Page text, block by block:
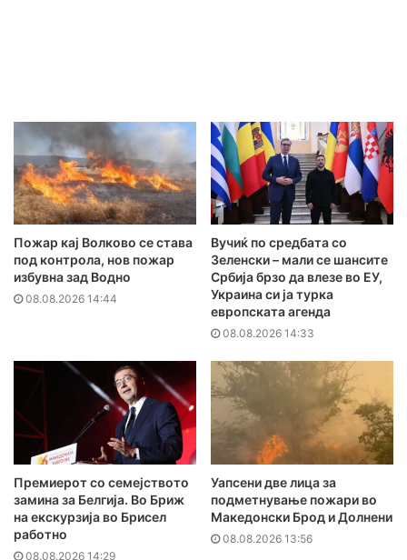
Пожар кај Волково се става
под контрола, нов пожар
избувна зад Водно
08.08.2026 14:44
Вучиќ по средбата со
Зеленски – мали се шансите
Србија брзо да влезе во ЕУ,
Украина си ја турка
европската агенда
08.08.2026 14:33
Премиерот со семејството
замина за Белгија. Во Бриж
на екскурзија во Брисел
работно
08.08.2026 14:29
Уапсени две лица за
подметнување пожари во
Македонски Брод и Долнени
08.08.2026 13:56